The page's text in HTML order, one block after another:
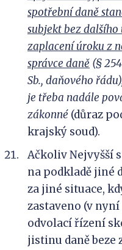
spotřební daně
subjekt bez dalšího
zaplacení úroku z
správce daně (§
Sb., daňového
je třeba nadále
zákonné (důraz
krajský soud).
Ačkoliv Nejvyšší
na podkladě jiné
za jiné situace,
zastaveno (v
odvolací řízení
jistinu daně beze